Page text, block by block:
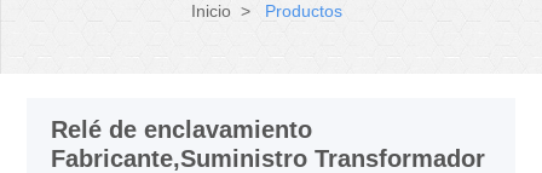
Inicio > Productos
Relé de enclavamiento
Fabricante,Suministro Transformador